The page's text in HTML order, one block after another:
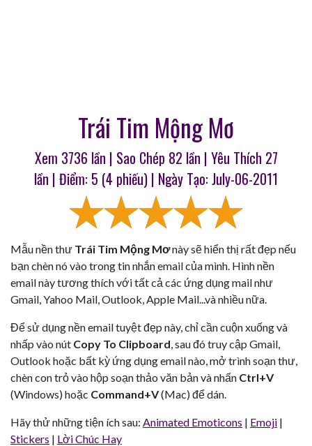
Trái Tim Mộng Mơ
Xem 3736 lần | Sao Chép 82 lần | Yêu Thích 27
lần | Điểm: 5 (4 phiếu) | Ngày Tạo: July-06-2011
Mẫu nền thư Trái Tim Mộng Mơnày sẽ hiển thị rất đẹp nếu
bạn chèn nó vào trong tin nhắn email của mình. Hình nền
email này tương thích với tất cả các ứng dụng mail như
Gmail, Yahoo Mail, Outlook, Apple Mail...và nhiều nữa.
Để sử dụng nền email tuyệt đẹp này, chỉ cần cuộn xuống và
nhấp vào nút Copy To Clipboard, sau đó truy cập Gmail,
Outlook hoặc bất kỳ ứng dụng email nào, mở trình soạn thư,
chèn con trỏ vào hộp soạn thảo văn bản và nhấn Ctrl+V
(Windows) hoặc Command+V(Mac) để dán.
Hãy thử những tiện ích sau: Animated Emoticons | Emoji |
Stickers | Lời Chúc Hay